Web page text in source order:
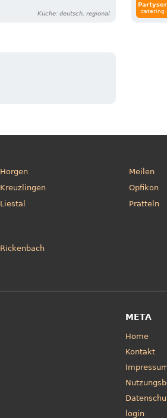
Küche: deutsch, regional catering
Horgen
Kreuzlingen
Liestal
Meilen
Opfikon
Pratteln
Rickenbach
META
Home
Kontakt
login